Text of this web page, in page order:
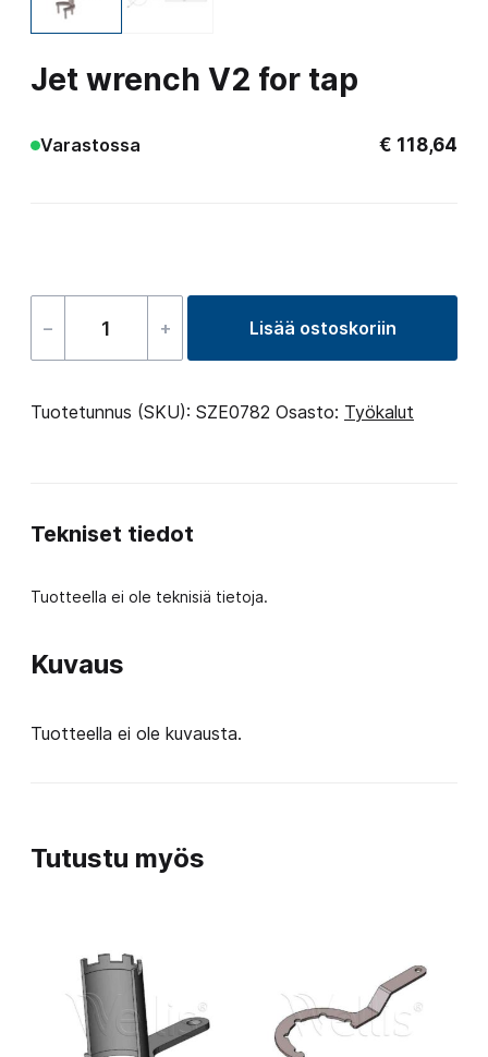
Jet wrench V2 for tap
Varastossa € 118,64
–
Jet
V2
+ Lisää ostoskoriin
Tuotetunnus (SKU): SZE0782 Osasto: Työkalut
Kuvaus
Tuotteella ei ole kuvausta.
Tekniset tiedot
Tuotteella ei ole teknisiä tietoja.
Tutustu myös